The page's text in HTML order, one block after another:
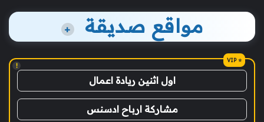
مواقع صديقة +
!
اول اثنين ريادة اعمال
مشاركة ارباح ادسنس